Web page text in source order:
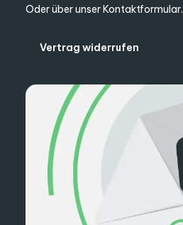
Oder über unserKontaktformular.
Vertrag widerrufen